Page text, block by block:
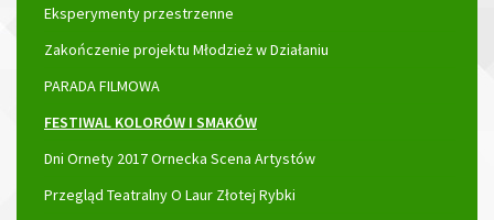
Eksperymenty przestrzenne
Zakończenie projektu Młodzież w Działaniu
PARADA FILMOWA
FESTIWAL KOLORÓW I SMAKÓW
Dni Ornety 2017 Ornecka Scena Artystów
Przegląd Teatralny O Laur Złotej Rybki